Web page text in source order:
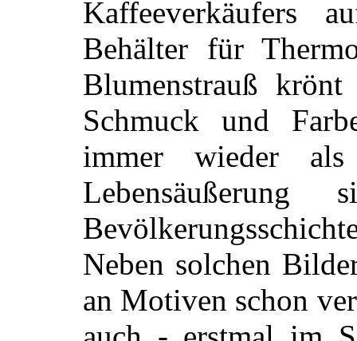
Kaffeeverkäufers
Behälter für
Blumenstrauß
Schmuck und
immer wieder
Neben solchen
an Motiven schon